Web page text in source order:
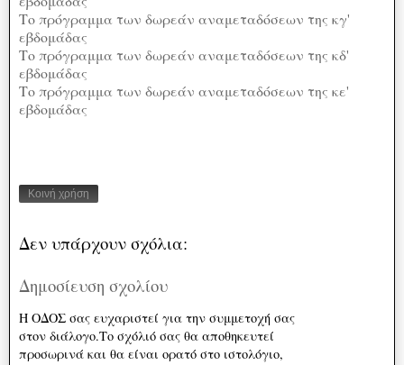
Το πρόγραμμα των δωρεάν αναμεταδόσεων της κγ'
εβδομάδας
Το πρόγραμμα των δωρεάν αναμεταδόσεων της κδ'
εβδομάδας
Το πρόγραμμα των δωρεάν αναμεταδόσεων της κε'
εβδομάδας
Κοινή χρήση
Δεν υπάρχουν σχόλια:
Δημοσίευση σχολίου
Η ΟΔΟΣ σας ευχαριστεί για την συμμετοχή σας
στον διάλογο.Το σχόλιό σας θα αποθηκευτεί
προσωρινά και θα είναι ορατό στο ιστολόγιο,